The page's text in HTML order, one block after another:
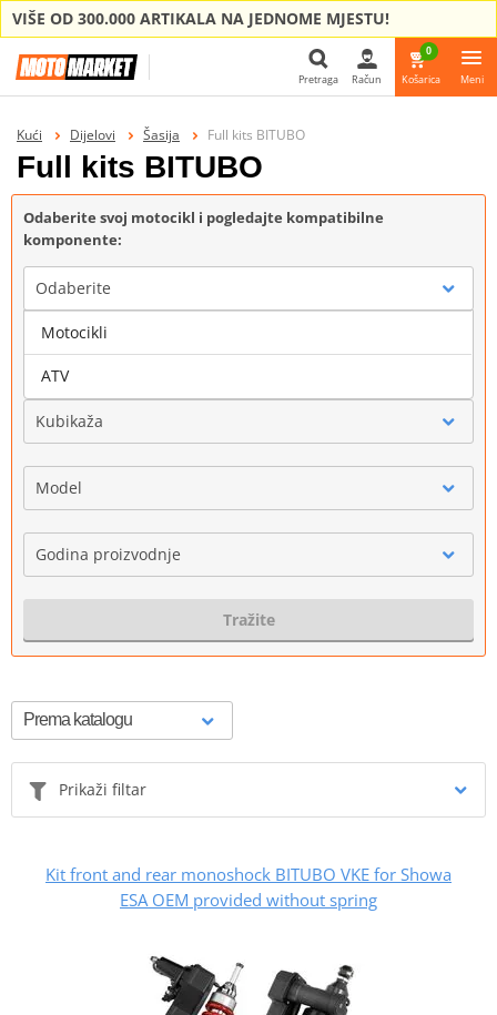
VIŠE OD 300.000 ARTIKALA NA JEDNOME MJESTU!
Pretraga Račun
0
Košarica Meni
Kući Dijelovi Šasija Full kits BITUBO
Full kits BITUBO
Odaberite svoj motocikl i pogledajte kompatibilne
komponente:
Odaberite
Marka
Kubikaža
Model
Godina proizvodnje
Tražite
Prikaži filtar
Kit front and rear monoshock BITUBO VKE for Showa
ESA OEM provided without spring
Motocikli
ATV